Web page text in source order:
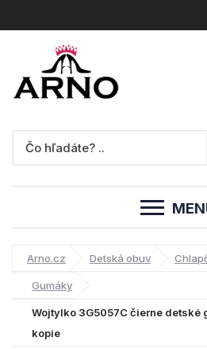
Arno.cz Detská obuv
Gumáky
Wojtylko 3G5057C čierne detské
kopie